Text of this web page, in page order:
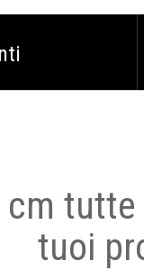
cm
tuoi